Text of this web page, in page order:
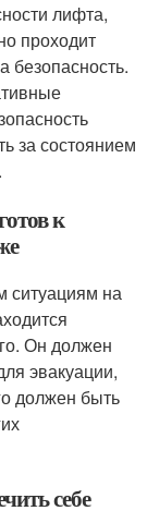
лифта,
проходит
безопасность.
за состоянием
к
ситуациям на
Он должен
эвакуации,
должен быть
себе